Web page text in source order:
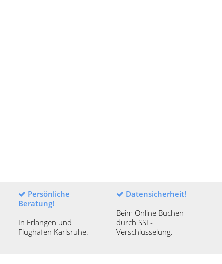
Persönliche
Beratung!
In Erlangen und
Flughafen Karlsruhe.
Datensicherheit!
Beim Online Buchen
durch SSL-
Verschlüsselung.